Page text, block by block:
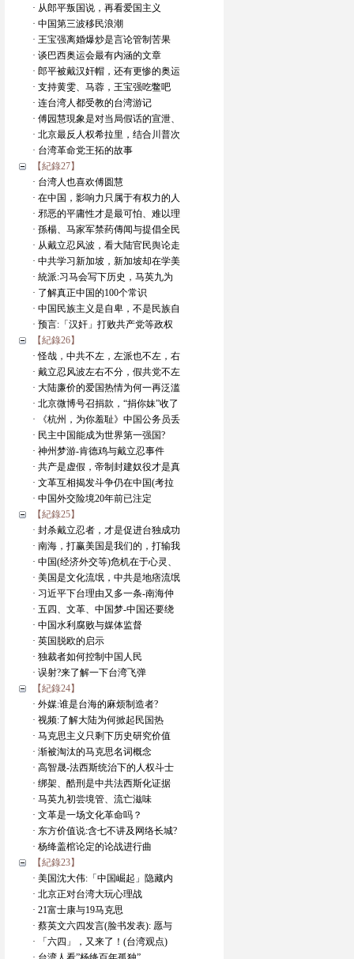
· 从郎平叛国说，再看爱国主义
· 中国第三波移民浪潮
· 王宝强离婚爆炒是言论管制苦果
· 谈巴西奥运会最有内涵的文章
· 郎平被戴汉奸帽，还有更惨的奥运
· 支持黄雯、马蓉，王宝强吃鳖吧
· 连台湾人都受教的台湾游记
· 傅园慧現象是对当局假话的宣泄、
· 北京最反人权希拉里，结合川普次
· 台湾革命党王拓的故事
【紀錄27】
· 台湾人也喜欢傅圆慧
· 在中国，影响力只属于有权力的人
· 邪恶的平庸性才是最可怕、难以理
· 孫楊、马家军禁药傳闻与提倡全民
· 从戴立忍风波，看大陆官民舆论走
· 中共学习新加坡，新加坡却在学美
· 統派:习马会写下历史，马英九为
· 了解真正中国的100个常识
· 中国民族主义是自卑，不是民族自
· 预言:「汉奸」打败共产党等政权
【紀錄26】
· 怪哉，中共不左，左派也不左，右
· 戴立忍风波左右不分，假共党不左
· 大陆廉价的爱国热情为何一再泛滥
· 北京微博号召捐款，“捐你妹”收了
· 《杭州，为你羞耻》中国公务员丢
· 民主中国能成为世界第一强国?
· 神州梦游-肯德鸡与戴立忍事件
· 共产是虚假，帝制封建奴役才是真
· 文革互相揭发斗争仍在中国(考拉
· 中国外交险境20年前已注定
【紀錄25】
· 封杀戴立忍者，才是促进台独成功
· 南海，打赢美国是我们的，打输我
· 中国(经济外交等)危机在于心灵、
· 美国是文化流氓，中共是地痞流氓
· 习近平下台理由又多一条-南海仲
· 五四、文革、中国梦-中国还要绕
· 中国水利腐败与媒体监督
· 英国脱欧的启示
· 独裁者如何控制中国人民
· 误射?来了解一下台湾飞弹
【紀錄24】
· 外媒:谁是台海的麻烦制造者?
· 视频:了解大陆为何掀起民国热
· 马克思主义只剩下历史研究价值
· 渐被淘汰的马克思名词概念
· 高智晟-法西斯统治下的人权斗士
· 绑架、酷刑是中共法西斯化证据
· 马英九初尝境管、流亡滋味
· 文革是一场文化革命吗？
· 东方价值说:含七不讲及网络长城?
· 杨绛盖棺论定的论战进行曲
【紀錄23】
· 美国沈大伟:「中国崛起」隐藏内
· 北京正对台湾大玩心理战
· 21富士康与19马克思
· 蔡英文六四发言(脸书发表): 愿与
· 「六四」，又来了！(台湾观点)